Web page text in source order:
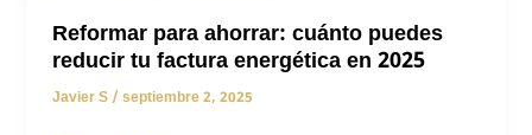
Reformar para ahorrar: cuánto puedes
reducir tu factura energética en 2025
Javier S/septiembre 2, 2025